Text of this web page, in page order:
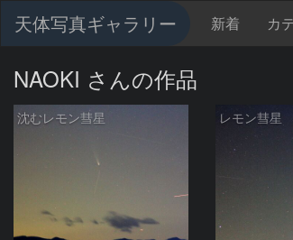
天体写真ギャラリー 新着 カ
NAOKI さんの作品
沈むレモン彗星 レモン彗星